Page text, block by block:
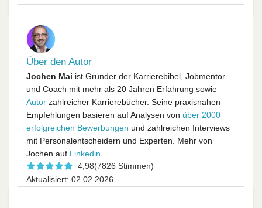
Über den Autor
Jochen Mai ist Gründer der Karrierebibel, Jobmentor
und Coach mit mehr als 20 Jahren Erfahrung sowie
Autor zahlreicher Karrierebücher. Seine praxisnahen
Empfehlungen basieren auf Analysen von über 2000
erfolgreichen Bewerbungen und zahlreichen Interviews
mit Personalentscheidern und Experten. Mehr von
Jochen auf Linkedin.
4,98(7826 Stimmen)
Aktualisiert: 02.02.2026